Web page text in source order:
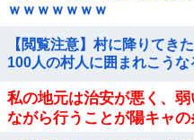
ｗｗｗｗｗｗｗ
【閲覧注意】村に降りてき
100人の村人に囲まれこうな
私の地元は治安が悪く、
ながら行うことが陽キャ